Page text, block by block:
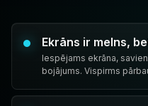
Ekrāns ir melns,
Iespējams ekrāna,
bojājums. Vispirms